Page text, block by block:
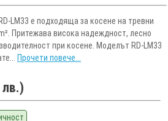
LM33 e подходящa за косене на тревни
Притежава висока надеждност, лесно
при косене. Моделът RD-LM33
Прочети повече...